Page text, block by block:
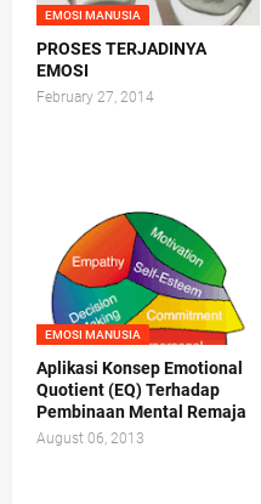
EMOSI MANUSIA
PROSES TERJADINYA
EMOSI
February 27, 2014
EMOSI MANUSIA
Aplikasi Konsep Emotional
Quotient (EQ) Terhadap
Pembinaan Mental Remaja
August 06, 2013